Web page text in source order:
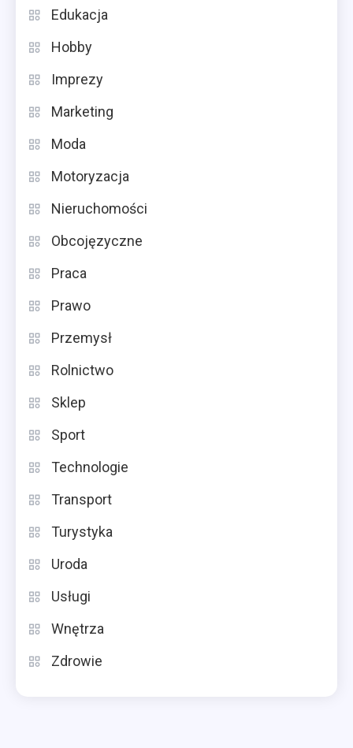
Edukacja
Hobby
Imprezy
Marketing
Moda
Motoryzacja
Nieruchomości
Obcojęzyczne
Praca
Prawo
Przemysł
Rolnictwo
Sklep
Sport
Technologie
Transport
Turystyka
Uroda
Usługi
Wnętrza
Zdrowie